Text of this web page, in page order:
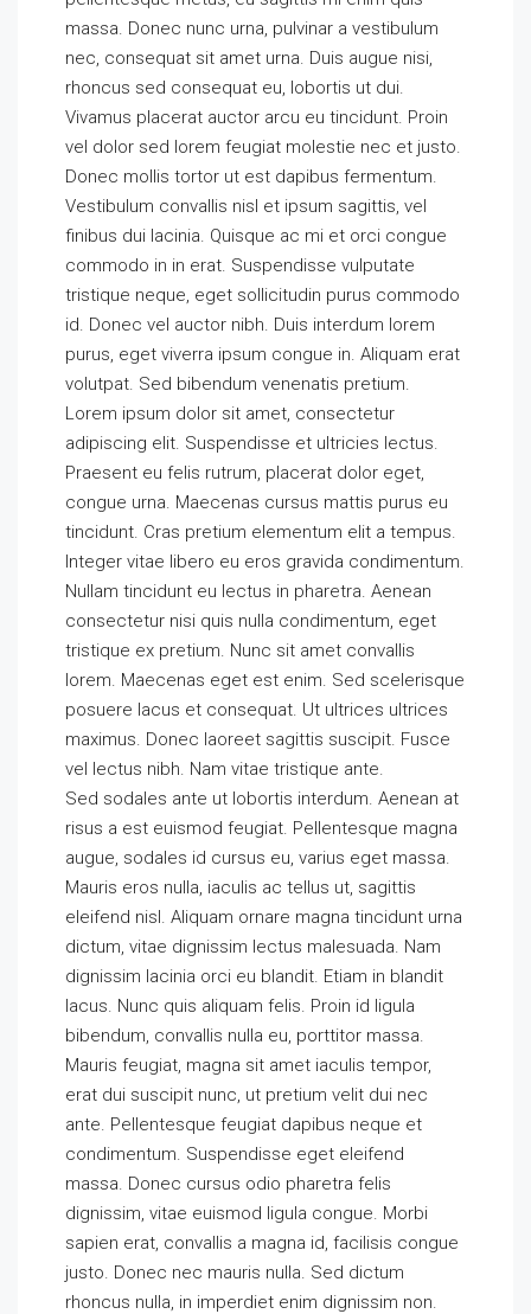
massa. Donec nunc urna, pulvinar a vestibulum
nec, consequat sit amet urna. Duis augue nisi,
rhoncus sed consequat eu, lobortis ut dui.
Vivamus placerat auctor arcu eu tincidunt. Proin
vel dolor sed lorem feugiat molestie nec et justo.
Donec mollis tortor ut est dapibus fermentum.
Vestibulum convallis nisl et ipsum sagittis, vel
finibus dui lacinia. Quisque ac mi et orci congue
commodo in in erat. Suspendisse vulputate
tristique neque, eget sollicitudin purus commodo
id. Donec vel auctor nibh. Duis interdum lorem
purus, eget viverra ipsum congue in. Aliquam erat
volutpat. Sed bibendum venenatis pretium.
Lorem ipsum dolor sit amet, consectetur
adipiscing elit. Suspendisse et ultricies lectus.
Praesent eu felis rutrum, placerat dolor eget,
congue urna. Maecenas cursus mattis purus eu
tincidunt. Cras pretium elementum elit a tempus.
Integer vitae libero eu eros gravida condimentum.
Nullam tincidunt eu lectus in pharetra. Aenean
consectetur nisi quis nulla condimentum, eget
tristique ex pretium. Nunc sit amet convallis
lorem. Maecenas eget est enim. Sed scelerisque
posuere lacus et consequat. Ut ultrices ultrices
maximus. Donec laoreet sagittis suscipit. Fusce
vel lectus nibh. Nam vitae tristique ante.
Sed sodales ante ut lobortis interdum. Aenean at
risus a est euismod feugiat. Pellentesque magna
augue, sodales id cursus eu, varius eget massa.
Mauris eros nulla, iaculis ac tellus ut, sagittis
eleifend nisl. Aliquam ornare magna tincidunt urna
dictum, vitae dignissim lectus malesuada. Nam
dignissim lacinia orci eu blandit. Etiam in blandit
lacus. Nunc quis aliquam felis. Proin id ligula
bibendum, convallis nulla eu, porttitor massa.
Mauris feugiat, magna sit amet iaculis tempor,
erat dui suscipit nunc, ut pretium velit dui nec
ante. Pellentesque feugiat dapibus neque et
condimentum. Suspendisse eget eleifend
massa. Donec cursus odio pharetra felis
dignissim, vitae euismod ligula congue. Morbi
sapien erat, convallis a magna id, facilisis congue
justo. Donec nec mauris nulla. Sed dictum
rhoncus nulla, in imperdiet enim dignissim non.